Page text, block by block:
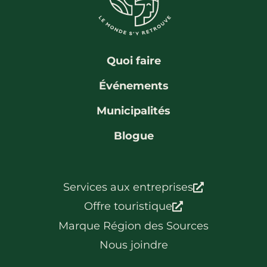
Bénévolat
Communauté d’affaires
Travailleurs autonomes
Coups de cœur
Pédalez!
Blogue
Quoi faire
Événements
Municipalités
Blogue
Services aux entreprises
Offre touristique
Marque Région des Sources
Nous joindre